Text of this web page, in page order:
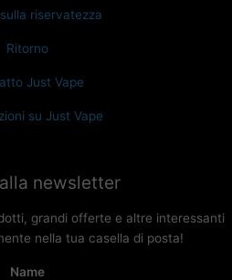
riservatezza
Ritorno
Just Vape
su Just Vape
newsletter
grandi offerte e altre interessanti
nella tua casella di posta!
Name